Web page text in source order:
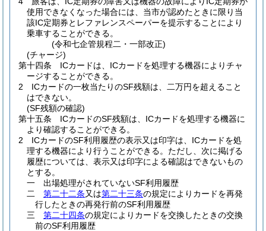
使用できなくなった場合には、当市が認めたときに限り当
該IC定期券とレファレンスペーパーを提示することにより
乗車することができる。
(令和七企管規程二・一部改正)
(チャージ)
第十四条
ICカードは、ICカードを処理する機器によりチャ
ージすることができる。
2
ICカードの一枚当たりのSF残額は、二万円を超えること
はできない。
(SF残額の確認)
第十五条
ICカードのSF残額は、ICカードを処理する機器に
より確認することができる。
2
ICカードのSF利用履歴の表示又は印字は、ICカードを処
理する機器により行うことができる。 ただし、次に掲げる
履歴については、表示又は印字による確認はできないもの
とする。
一
出場処理がされていないSF利用履歴
二
第二十二条又は第二十三条の規定によりカードを再発
行したときの再発行前のSF利用履歴
三
第二十四条の規定によりカードを交換したときの交換
前のSF利用履歴